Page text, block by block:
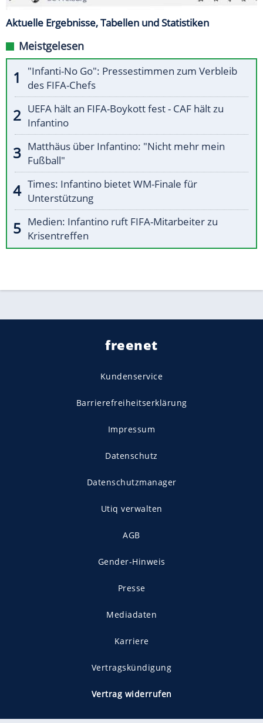
Aktuelle Ergebnisse, Tabellen und Statistiken
Meistgelesen
"Infanti-No Go": Pressestimmen zum Verbleib
des FIFA-Chefs
UEFA hält an FIFA-Boykott fest - CAF hält zu
Infantino
Matthäus über Infantino: "Nicht mehr mein
Fußball"
Times: Infantino bietet WM-Finale für
Unterstützung
Medien: Infantino ruft FIFA-Mitarbeiter zu
Krisentreffen
freenet
Kundenservice
Barrierefreiheitserklärung
Impressum
Datenschutz
Datenschutzmanager
Utiq verwalten
AGB
Gender-Hinweis
Presse
Mediadaten
Karriere
Vertragskündigung
Vertrag widerrufen